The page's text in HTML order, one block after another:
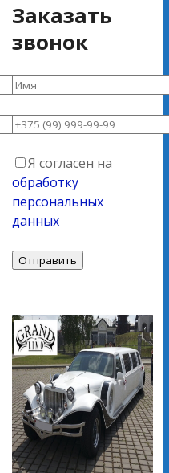
Заказать
звонок
Я согласен на
обработку
персональных
данных